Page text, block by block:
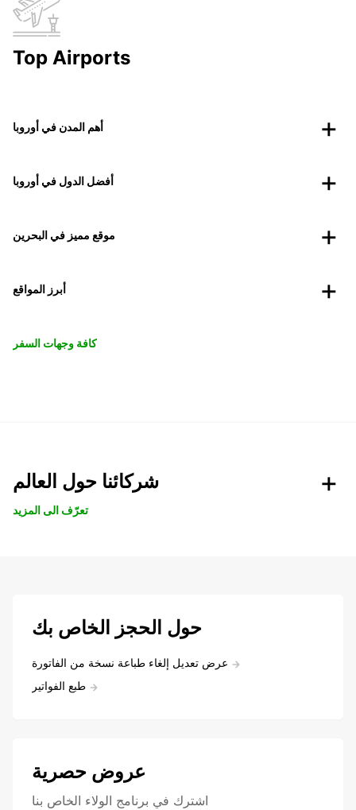
Top Airports
أهم المدن في أوروبا
أفضل الدول في أوروبا
موقع مميز في البحرين
أبرز المواقع
كافة وجهات السفر
شركائنا حول العالم
تعرّف الى المزيد
حول الحجز الخاص بك
عرض تعديل إلغاء طباعة نسخة من الفاتورة
طبع الفواتير
عروض حصرية
اشترك في برنامج الولاء الخاص بنا